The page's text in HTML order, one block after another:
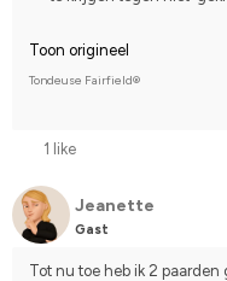
Toon origineel
Tondeuse Fairfield®
1 like
Jeanette
Gast
Tot nu toe heb ik 2